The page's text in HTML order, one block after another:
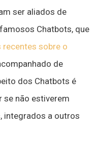
ser aliados de
Chatbots, que
recentes sobre o
de
dos Chatbots é
se não estiverem
integrados a outros